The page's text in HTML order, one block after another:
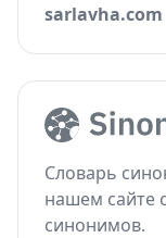
sarlavha.com
Словарь
нашем сайте
синонимов.